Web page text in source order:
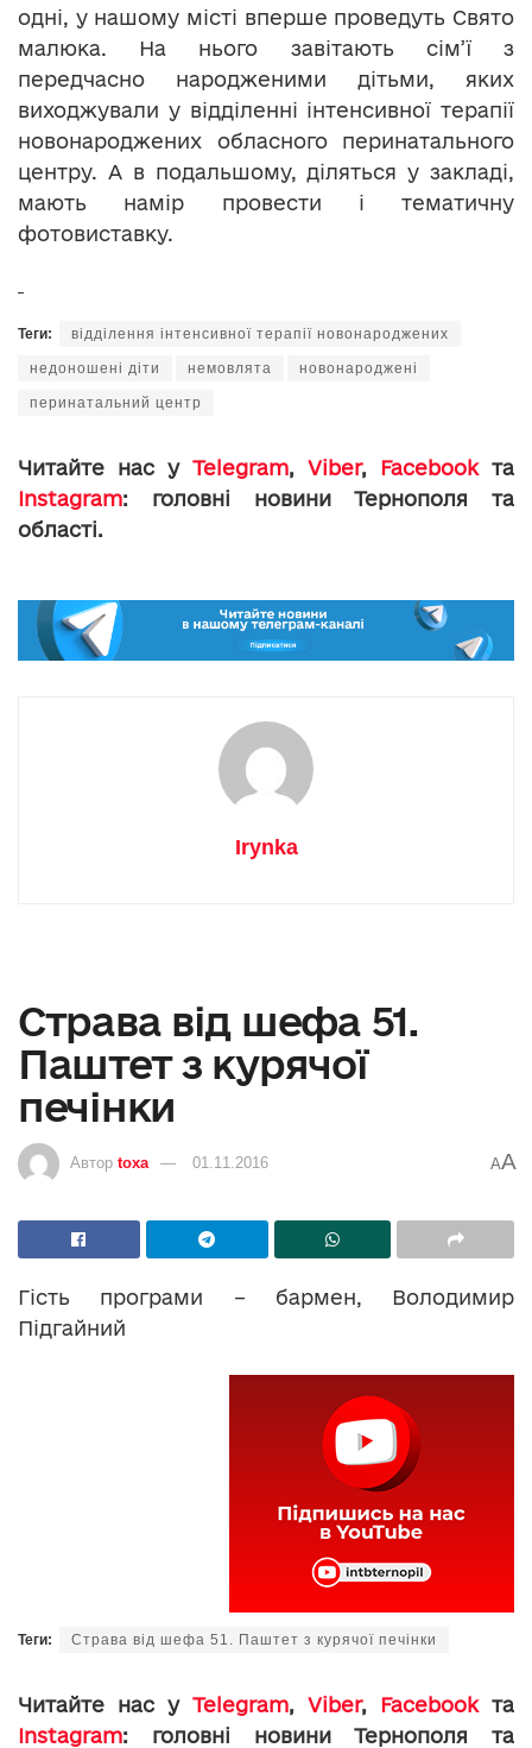
одні, у нашому місті вперше проведуть Свято
малюка. На нього завітають сім’ї з
передчасно народженими дітьми, яких
виходжували у відділенні інтенсивної терапії
новонароджених обласного перинатального
центру. А в подальшому, діляться у закладі,
мають намір провести і тематичну
фотовиставку.
Теги: відділення інтенсивної терапії новонароджених
недоношені діти немовлята новонароджені
перинатальний центр
Читайте нас у Telegram, Viber, Facebookта
Instagram: головні новини Тернополя та
області.
Irynka
Страва від шефа 51.
Паштет з курячої
печінки
Автор toxa 01.11.2016 AA
Гість програми – бармен, Володимир
Підгайний
Теги: Страва від шефа 51. Паштет з курячої печінки
Читайте нас у Telegram, Viber, Facebookта
Instagram: головні новини Тернополя та